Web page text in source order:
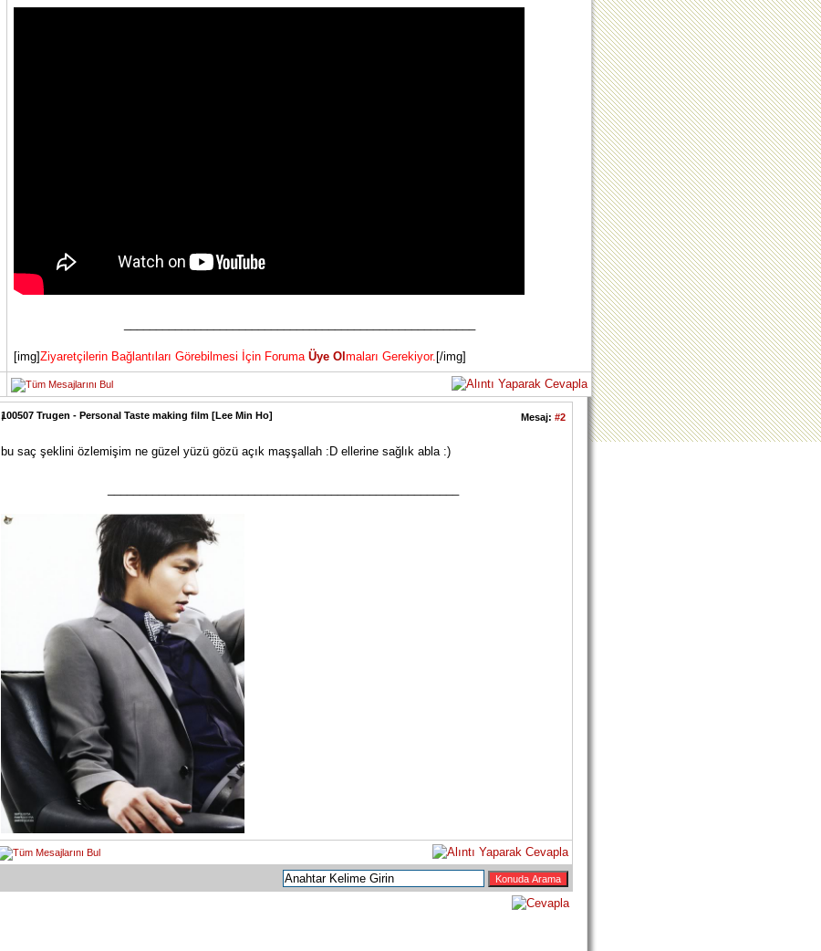
[img]Ziyaretçilerin Bağlantıları Görebilmesi İçin Foruma Üye Ol maları Gerekiyor. [/img]
Mesaj: #2
100507 Trugen - Personal Taste making film [Lee Min Ho]
bu saç şeklini özlemişim ne güzel yüzü gözü açık maşşallah :D ellerine sağlık abla :)